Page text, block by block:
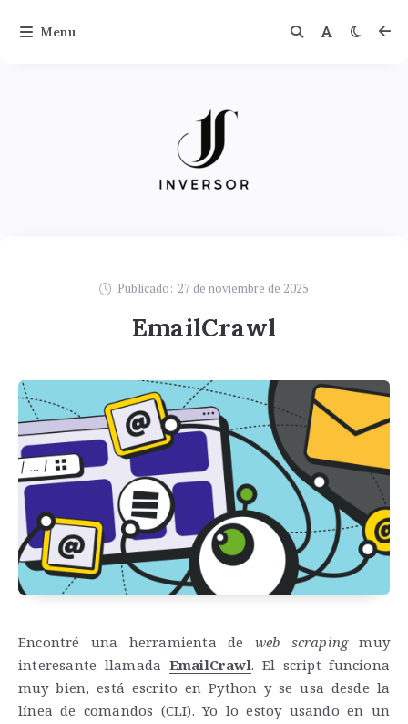
Publicado: 27 de noviembre de 2025
EmailCrawl
Encontré una herramienta de web scrapingmuy
interesante llamada EmailCrawl. El script funciona
muy bien, está escrito en Python y se usa desde la
línea de comandos (CLI). Yo lo estoy usando en un
Menu